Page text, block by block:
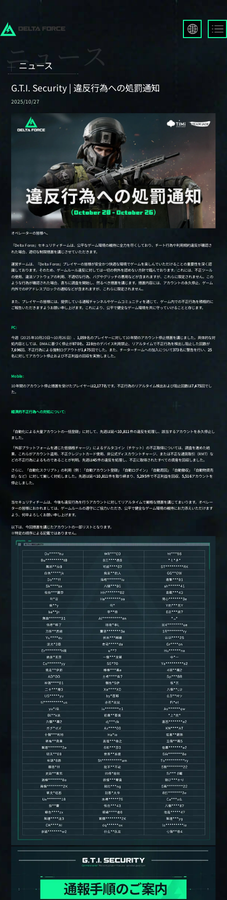
繁體中文
한국어
日本語
Türkçe
ニュース
G.T.I. Security | 違反行為への処罰通知
2025/10/27